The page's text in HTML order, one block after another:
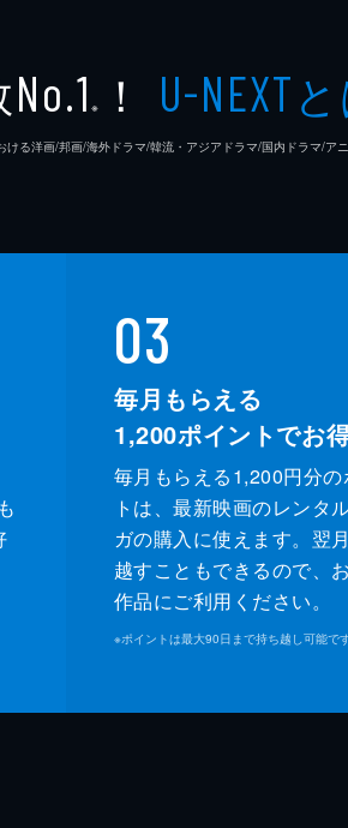
No.1 ※ ！ U-NEXT
る洋画/邦画/海外ドラマ/韓流・アジアドラマ/国内ドラマ/アニ
03
毎月もらえる
1,200ポイントでお得
毎月もらえる1,200円分の
トは、最新映画のレンタ
ガの購入に使えます。翌
越すこともできるので、
作品にご利用ください。
※ポイントは最大90日まで持ち越し可能です